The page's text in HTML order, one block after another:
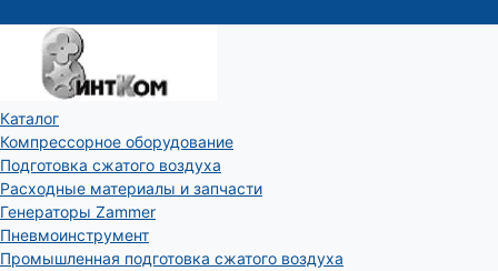
Каталог
Компрессорное оборудование
Подготовка сжатого воздуха
Расходные материалы и запчасти
Генераторы Zammer
Пневмоинструмент
Промышленная подготовка сжатого воздуха